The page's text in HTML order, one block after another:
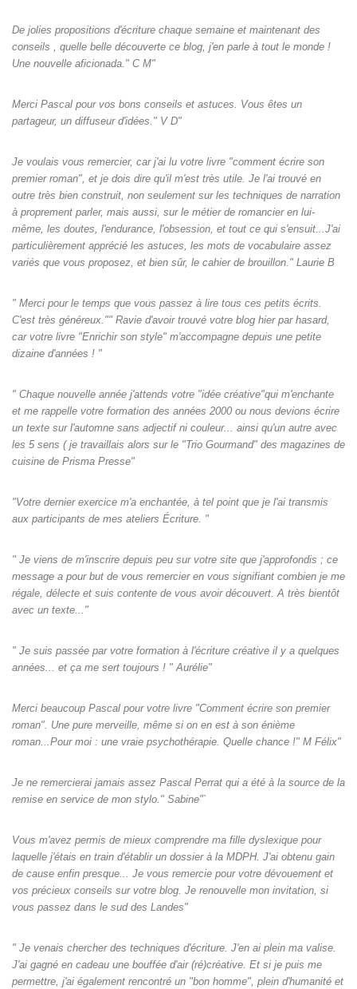
De jolies propositions d'écriture chaque semaine et maintenant des
conseils , quelle belle découverte ce blog, j'en parle à tout le monde !
Une nouvelle aficionada." C M"
Merci Pascal pour vos bons conseils et astuces. Vous êtes un
partageur, un diffuseur d'idées." V D"
Je voulais vous remercier, car j'ai lu votre livre "comment écrire son
premier roman", et je dois dire qu'il m'est très utile. Je l'ai trouvé en
outre très bien construit, non seulement sur les techniques de narration
à proprement parler, mais aussi, sur le métier de romancier en lui-
même, les doutes, l'endurance, l'obsession, et tout ce qui s'ensuit...J'ai
particulièrement apprécié les astuces, les mots de vocabulaire assez
variés que vous proposez, et bien sûr, le cahier de brouillon." Laurie B
" Merci pour le temps que vous passez à lire tous ces petits écrits.
C'est très généreux."" Ravie d'avoir trouvé votre blog hier par hasard,
car votre livre "Enrichir son style" m'accompagne depuis une petite
dizaine d'années ! "
" Chaque nouvelle année j'attends votre "idée créative"qui m'enchante
et me rappelle votre formation des années 2000 ou nous devions écrire
un texte sur l'automne sans adjectif ni couleur... ainsi qu'un autre avec
les 5 sens ( je travaillais alors sur le "Trio Gourmand" des magazines de
cuisine de Prisma Presse"
"Votre dernier exercice m'a enchantée, à tel point que je l'ai transmis
aux participants de mes ateliers Écriture. "
" Je viens de m'inscrire depuis peu sur votre site que j'approfondis ; ce
message a pour but de vous remercier en vous signifiant combien je me
régale, délecte et suis contente de vous avoir découvert. A très bientôt
avec un texte..."
" Je suis passée par votre formation à l'écriture créative il y a quelques
années... et ça me sert toujours ! " Aurélie"
Merci beaucoup Pascal pour votre livre "Comment écrire son premier
roman". Une pure merveille, même si on en est à son énième
roman...Pour moi : une vraie psychothérapie. Quelle chance !" M Félix"
Je ne remercierai jamais assez Pascal Perrat qui a été à la source de la
remise en service de mon stylo." Sabine"`
Vous m'avez permis de mieux comprendre ma fille dyslexique pour
laquelle j'étais en train d'établir un dossier à la MDPH. J'ai obtenu gain
de cause enfin presque... Je vous remercie pour votre dévouement et
vos précieux conseils sur votre blog. Je renouvelle mon invitation, si
vous passez dans le sud des Landes"
" Je venais chercher des techniques d'écriture. J'en ai plein ma valise.
J'ai gagné en cadeau une bouffée d'air (ré)créative. Et si je puis me
permettre, j'ai également rencontré un "bon homme", plein d'humanité et